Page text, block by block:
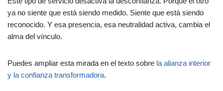
ya no siente que está siendo medido. Siente que está siendo
reconocido. Y esa presencia, esa neutralidad activa, cambia el
alma del vínculo.
Puedes ampliar esta mirada en el texto sobre la alianza interior
y la confianza transformadora.